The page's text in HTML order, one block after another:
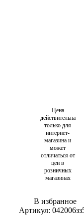
Цена
действительна
только для
интернет-
магазина и
может
отличаться от
цен в
розничных
магазинах
В избранное
Артикул: